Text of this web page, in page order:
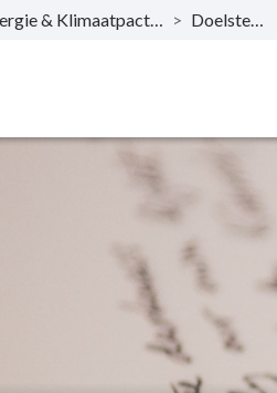
Rapport Lokaal Energie & Klimaatpact 2.0 (LEKP 2.0) 2025 > Doelstellingen